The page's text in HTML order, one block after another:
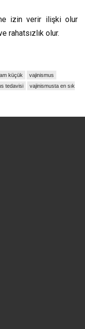
izin verir ilişki olur
rahatsızlık olur.
küçük
vajinismus
tedavisi
vajinismusta en sık